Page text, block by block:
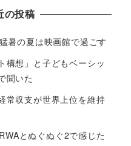
の投稿
暑の夏は映画館で過ごす
構想」と子どもベーシッ
聞いた
常収支が世界上位を維持
とぬぐぬぐ2で感じた